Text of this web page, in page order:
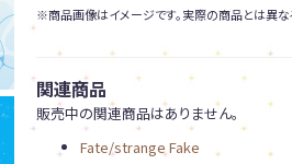
※商品画像はイメージです。実際の商品とは異な
関連商品
販売中の関連商品はありません。
Fate/strange Fake